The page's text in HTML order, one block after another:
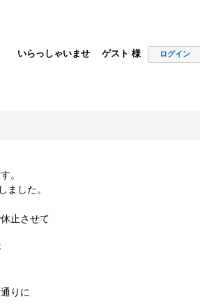
いらっしゃいませ ゲスト 様 ログイン
。
ました。
止させて
りに